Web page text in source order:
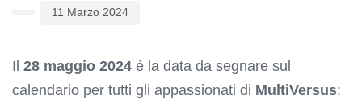
11 Marzo 2024
Il 28 maggio 2024 è la data da segnare sul
calendario per tutti gli appassionati di MultiVersus: